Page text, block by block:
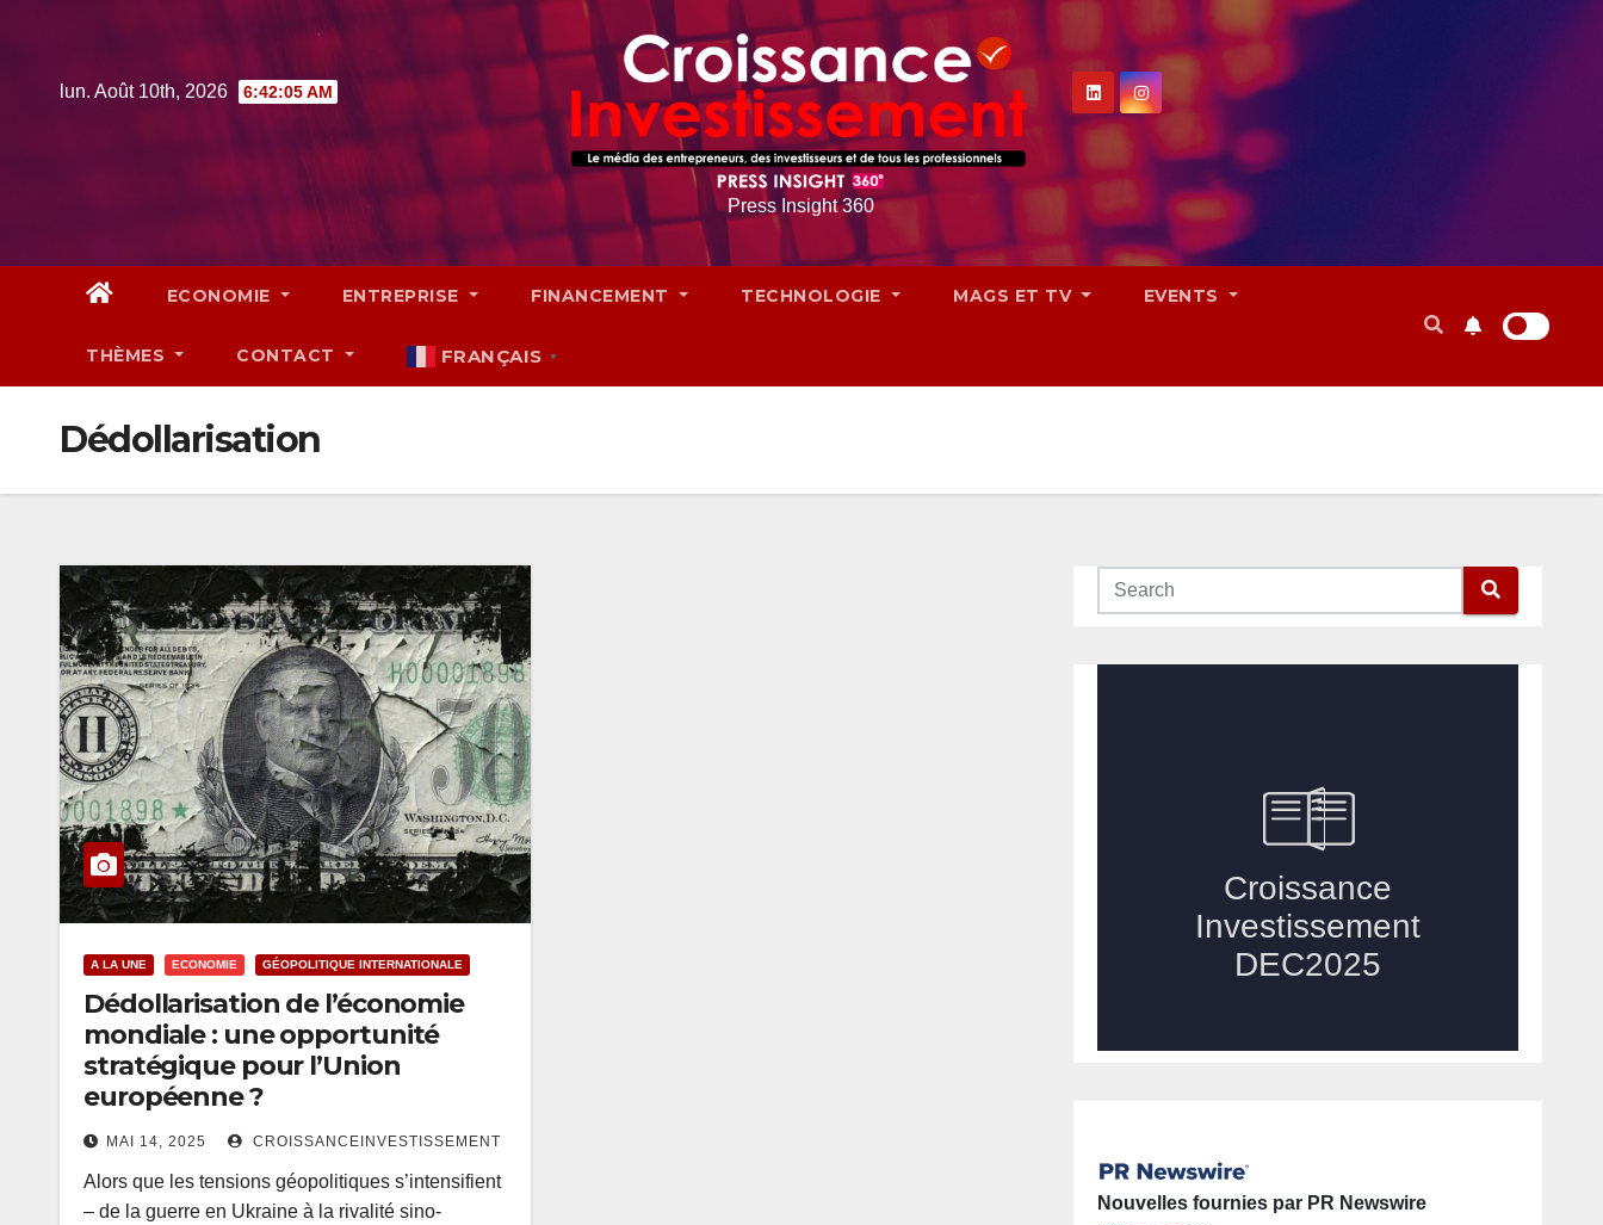
lun. Août 10th, 2026 6:42:06 AM
Press Insight 360
ECONOMIE ENTREPRISE FINANCEMENT TECHNOLOGIE MAGS ET TV EVENTS
THÈMES CONTACT FRANÇAIS ▼
Dédollarisation
A LA UNE ECONOMIE GÉOPOLITIQUE INTERNATIONALE
Dédollarisation de l’économie
mondiale : une opportunité
stratégique pour l’Union
européenne ?
MAI 14, 2025 CROISSANCEINVESTISSEMENT
Alors que les tensions géopolitiques s’intensifient
– de la guerre en Ukraine à la rivalité sino-
Nouvelles fournies par PR Newswire